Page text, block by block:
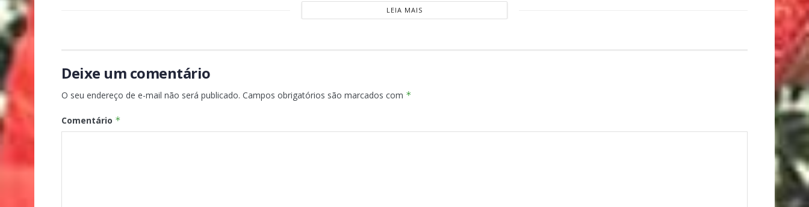
LEIA MAIS
Deixe um comentário
O seu endereço de e-mail não será publicado. Campos obrigatórios são marcados com *
Comentário *